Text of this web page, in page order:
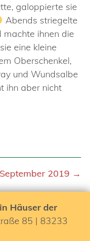
galoppierte sie
Abends striegelte
machte ihnen die
eine kleine
Oberschenkel,
und Wundsalbe
ihn aber nicht
2019 →
Häuser der
85 | 83233